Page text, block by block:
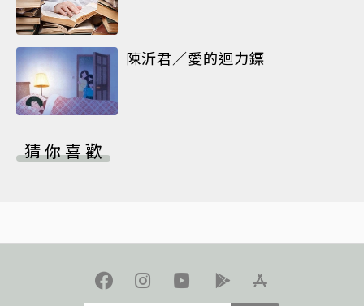
陳沂君／愛的迴力鏢
猜你喜歡